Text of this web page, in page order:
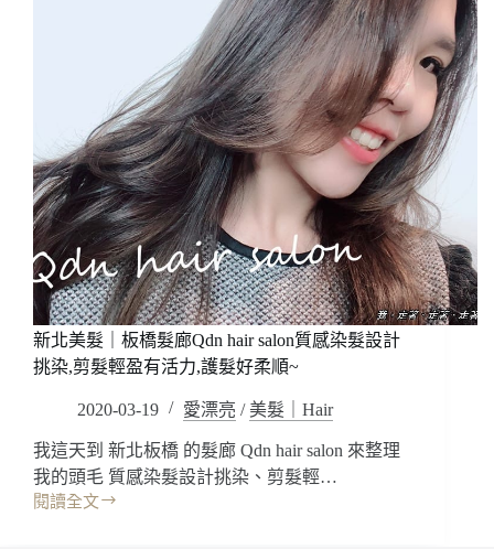
新北美髮｜板橋髮廊Qdn hair salon質感染髮設計
挑染,剪髮輕盈有活力,護髮好柔順~
2020-03-19 愛漂亮 / 美髮｜Hair
我這天到 新北板橋 的髮廊 Qdn hair salon 來整理
我的頭毛 質感染髮設計挑染、剪髮輕…
閱讀全文
新